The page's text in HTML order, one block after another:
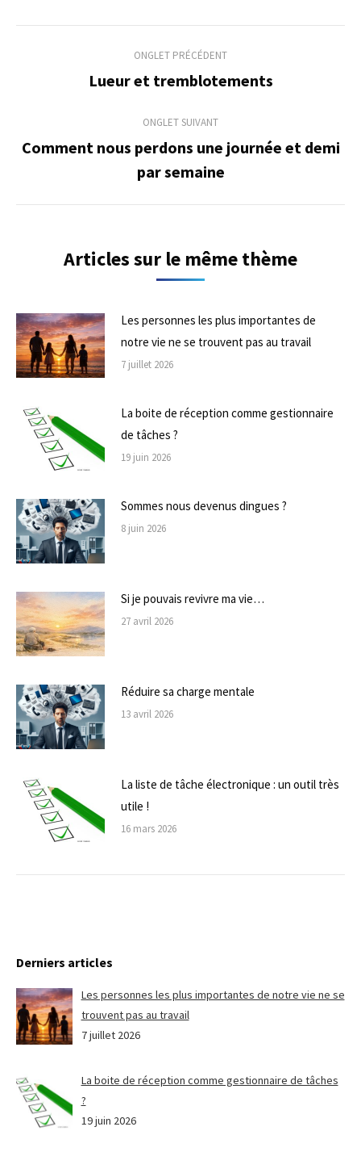
commentaire
ONGLET PRÉCÉDENT
Onglet
Lueur et tremblotements
ONGLET SUIVANT
Onglet
suivant
Comment nous perdons une journée et demi
par semaine
Articles sur le même thème
Les personnes les plus importantes de
notre vie ne se trouvent pas au travail
7 juillet 2026
La boite de réception comme gestionnaire
de tâches ?
19 juin 2026
Sommes nous devenus dingues ?
8 juin 2026
Si je pouvais revivre ma vie…
27 avril 2026
Réduire sa charge mentale
13 avril 2026
La liste de tâche électronique : un outil très
utile !
16 mars 2026
Derniers articles
Les personnes les plus importantes de notre vie ne se
trouvent pas au travail
7 juillet 2026
La boite de réception comme gestionnaire de tâches
?
19 juin 2026